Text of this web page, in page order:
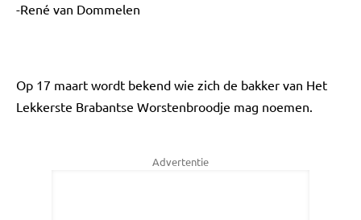
-René van Dommelen
Op 17 maart wordt bekend wie zich de bakker van Het
Lekkerste Brabantse Worstenbroodje mag noemen.
Advertentie